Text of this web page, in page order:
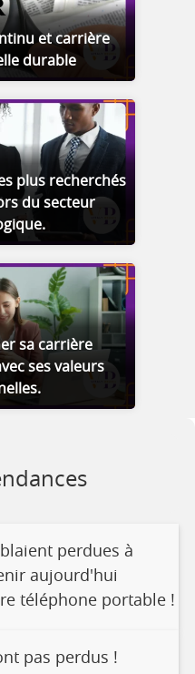
et carrière
durable
plus recherchés
du secteur
sa carrière
ses valeurs
perdues à
aujourd'hui
téléphone portable !
pas perdus !